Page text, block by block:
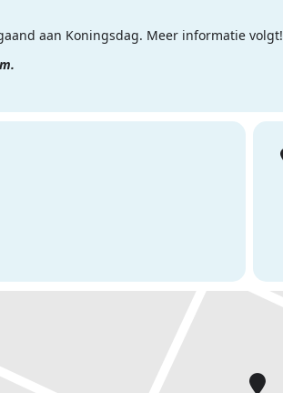
aan Koningsdag. Meer informatie volgt!